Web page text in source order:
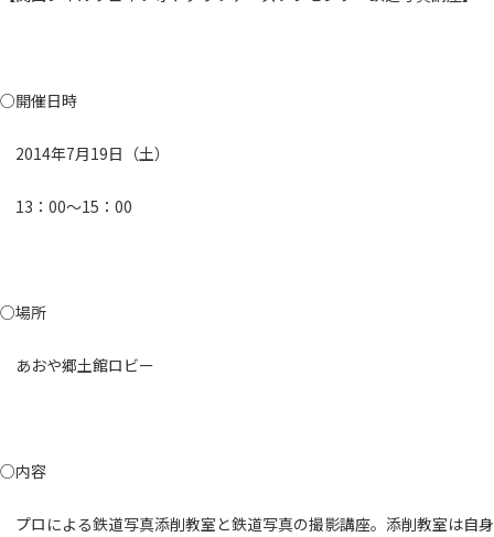
○開催日時
2014年7月19日（土）
13：00～15：00
○場所
あおや郷土館ロビー
○内容
プロによる鉄道写真添削教室と鉄道写真の撮影講座。添削教室は自身